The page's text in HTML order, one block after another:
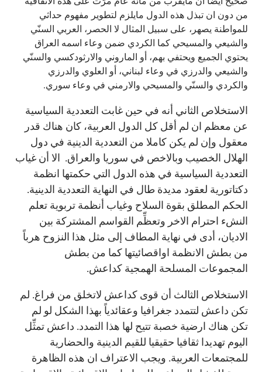
من دون ان تبذل هذه الدول مايلزم لتطوير مفهوم حداثي
للمواطنة يصهر، على سبيل المثال لا الحصر، العربي السنّي
والشيعي والمسيحي كما الكردي ضمن وعاء اسمه العراق
يحتوي الجميع ويحتفي بهم، أو الماروني والارثودكسي والسنّي
والشيعي والدرزي في وعاء لبناني، أو العلوي والدرزي
والكردي والسنّي والمسيحي والارمني في وعاء سوري.
الاستخلاص الثاني أنه في حين غابت التعددية السياسية
عن معظم ان لم أقل كل الدول العربية، كان هناك قدر
معقول وإن لم يكن كاملا من التعددية الدينية في دول
الهلال الخصيب وبالاخص في سوريا والعراق. الا أن غياب
التعددية السياسية في هذه الدول التي حكمتها انظمة
دكتاتورية لعقود مديدة طال في النهاية التعددية الدينية.
الحكم المطلق بقوة السلاح وغياب أنظمة تربوية تعلم
النشء احترام الاخر وتعظِّم القواسم المشتركة بين
الاديان، أدى في نهاية المطاف إلى مثل هذا النزوح هرباً
من بطش الانظمة اواقصائيتها كما من بطش
المجموعات المسلحة الهمجية كداعش.
الاستخلاص الثالث أن قوى كداعش لاتخلق من فراغ. لم
تكن داعش لتتمدد جغرافيا وعقائدياً بهذا الشكل لو لم
تكن هناك ارضية خصبة تتيح لها هذا التمدد. داعش تمثِّل
اليوم تهديدا ثقافيا حقيقيا للقيم الدينية والحضارية
للمجتمعات العربية. ويجب الاعتراف ان هذه الظاهرة